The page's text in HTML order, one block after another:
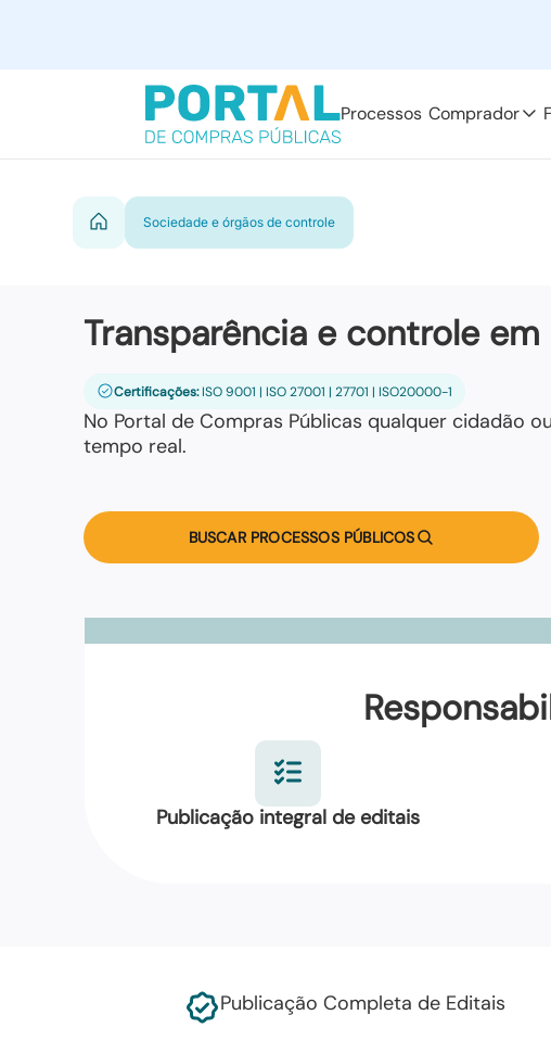
Processos Comprador
Sociedade e órgãos de controle
Transparência e controle
Certificações:ISO 9001 | ISO 27001 | 27701 | ISO20000-1
No Portal de Compras Públicas qualquer cidadão
tempo real.
BUSCAR PROCESSOS PÚBLICOS
Publicação integral de editais
Publicação Completa de Editais